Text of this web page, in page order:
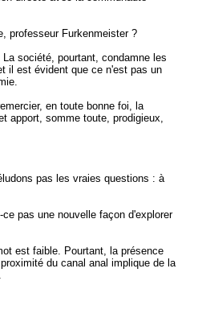
professeur Furkenmeister ?
société, pourtant, condamne les
il est évident que ce n'est pas un
en toute bonne foi, la
apport, somme toute, prodigieux,
pas les vraies questions : à
pas une nouvelle façon d'explorer
est faible. Pourtant, la présence
du canal anal implique de la